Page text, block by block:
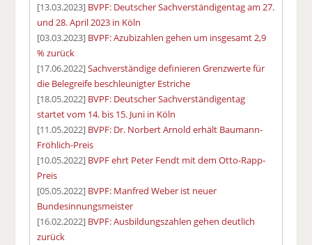
[13.03.2023] BVPF: Deutscher Sachverständigentag am 27.
und 28. April 2023 in Köln
[03.03.2023] BVPF: Azubizahlen gehen um insgesamt 2,9
% zurück
[17.06.2022]Sachverständige definieren Grenzwerte für
die Belegreife beschleunigter Estriche
[18.05.2022] BVPF: Deutscher Sachverständigentag
startet vom 14. bis 15. Juni in Köln
[11.05.2022] BVPF: Dr. Norbert Arnold erhält Baumann-
Fröhlich-Preis
[10.05.2022] BVPF ehrt Peter Fendt mit dem Otto-Rapp-
Preis
[05.05.2022] BVPF: Manfred Weber ist neuer
Bundesinnungsmeister
[16.02.2022] BVPF: Ausbildungszahlen gehen deutlich
zurück